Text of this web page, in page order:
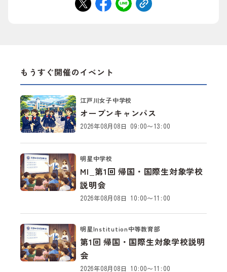
もうすぐ開催のイベント
オープンキャンパス
江戸川女子中学校
2026年08月08日 09:00～13:00
MI_第1回 帰国・国際生対象学校
説明会
明星中学校
2026年08月08日 10:00～11:00
第1回 帰国・国際生対象学校説明
会
明星Institution中等教育部
2026年08月08日 10:00～11:00